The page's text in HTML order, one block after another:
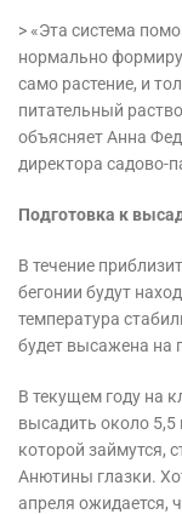
> «Эта система
нормально
само растение, и
питательный
объясняет Анна
директора садово-
Подготовка к
В течение
бегонии будут
температура
будет высажена на
В текущем году на
высадить около 5,5
которой займутся,
Анютины глазки.
апреля ожидается,